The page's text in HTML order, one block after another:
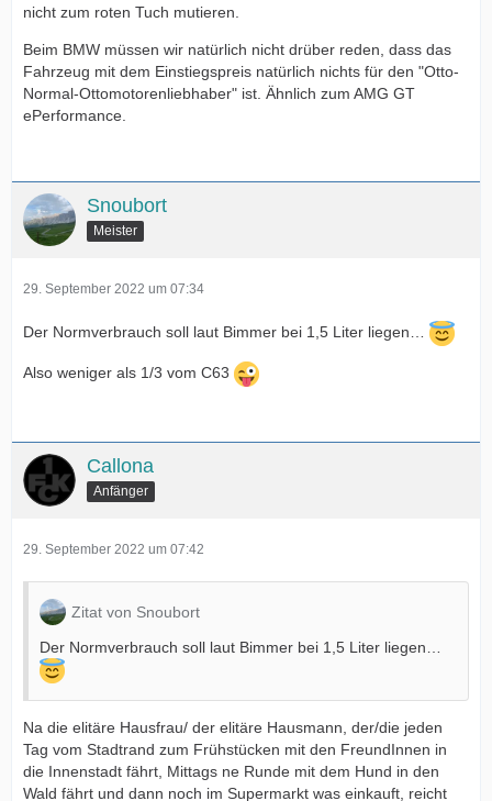
nicht zum roten Tuch mutieren.
Beim BMW müssen wir natürlich nicht drüber reden, dass das
Fahrzeug mit dem Einstiegspreis natürlich nichts für den "Otto-
Normal-Ottomotorenliebhaber" ist. Ähnlich zum AMG GT
ePerformance.
Snoubort
Meister
29. September 2022 um 07:34
Der Normverbrauch soll laut Bimmer bei 1,5 Liter liegen…
Also weniger als 1/3 vom C63
Callona
Anfänger
29. September 2022 um 07:42
Zitat von Snoubort
Der Normverbrauch soll laut Bimmer bei 1,5 Liter liegen…
Na die elitäre Hausfrau/ der elitäre Hausmann, der/die jeden
Tag vom Stadtrand zum Frühstücken mit den FreundInnen in
die Innenstadt fährt, Mittags ne Runde mit dem Hund in den
Wald fährt und dann noch im Supermarkt was einkauft, reicht